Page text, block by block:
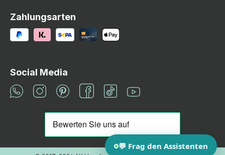
Zahlungsarten
Social Media